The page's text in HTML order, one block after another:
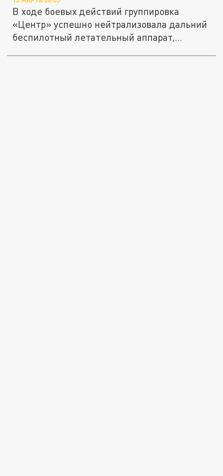
В ходе боевых действий группировка
«Центр» успешно нейтрализовала дальний
беспилотный летательный аппарат,...